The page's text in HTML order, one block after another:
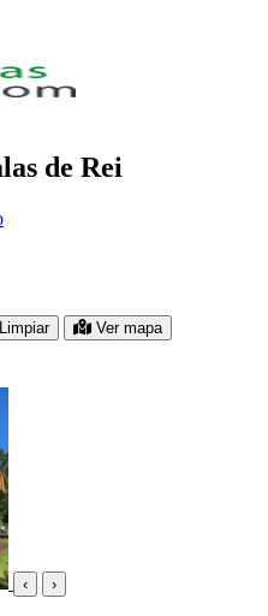
de Rei
para ir a su página
Limpiar Ver mapa
‹ ›